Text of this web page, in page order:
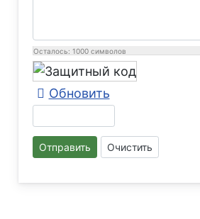
Осталось: 1000 символов
Обновить
Отправить Очистить